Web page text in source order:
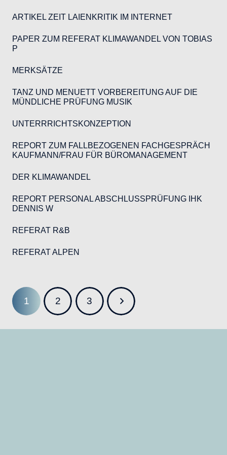
ARTIKEL ZEIT LAIENKRITIK IM INTERNET
PAPER ZUM REFERAT KLIMAWANDEL VON TOBIAS
P
MERKSÄTZE
TANZ UND MENUETT VORBEREITUNG AUF DIE
MÜNDLICHE PRÜFUNG MUSIK
UNTERRRICHTSKONZEPTION
REPORT ZUM FALLBEZOGENEN FACHGESPRÄCH
KAUFMANN/FRAU FÜR BÜROMANAGEMENT
DER KLIMAWANDEL
REPORT PERSONAL ABSCHLUSSPRÜFUNG IHK
DENNIS W
REFERAT R&B
REFERAT ALPEN
1 2 3